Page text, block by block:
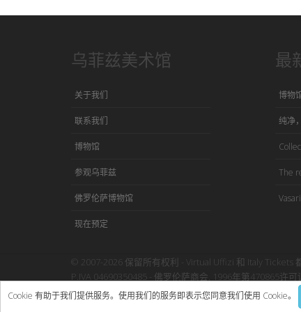
乌菲兹美术馆
关于我们
联系我们
博物馆
参观乌菲兹
佛罗伦萨博物馆
现在预定
最
博物
纯净
The
© 2007-2026 保留所有权利 - Virtual Uffizi 和 Italy Tickets
P.IVA 04690350485 - 佛罗伦萨商会, 1996年第470865许可
使用本网站即表示接受Virtual Uffizi”条款与细则 -隐私政策
Cookie 有助于我们提供服务。使用我们的服务即表示您同意我们使用 Cookie。